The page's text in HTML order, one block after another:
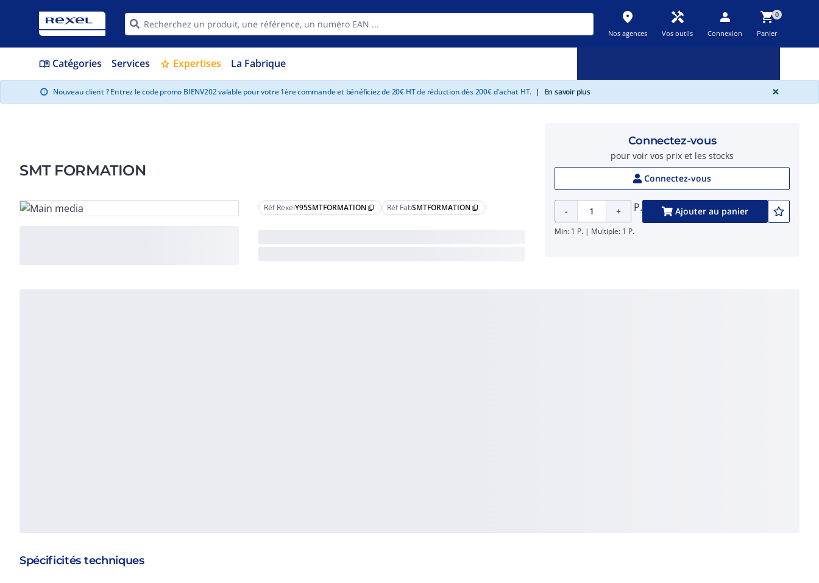
place
Nos agences
handyman
Vos outils
person
Connexion
shopping_cart0
Panier
menu_book Catégories Services star Expertises La Fabrique
info Nouveau client ? Entrez le code promo BIENV202 valable pour votre 1ère commande et bénéficiez de 20€ HT de réduction dès 200€ d'achat HT. | En savoir plus ×
SMT FORMATION
Réf RexelY95SMTFORMATION content_copy Réf FabSMTFORMATION content_copy
Connectez-vous
pour voir vos prix et les stocks
Connectez-vous
- + P. Ajouter au panier
Min: 1 P. | Multiple: 1 P.
Spécificités techniques